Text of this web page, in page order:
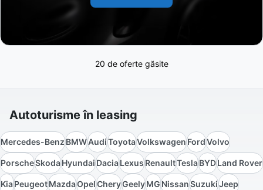
20 de oferte găsite
Autoturisme în leasing
Mercedes-BenzBMWAudiToyotaVolkswagenFordVolvo
PorscheSkodaHyundaiDaciaLexusRenaultTeslaBYDLand Rover
KiaPeugeotMazdaOpelCheryGeelyMGNissanSuzukiJeep